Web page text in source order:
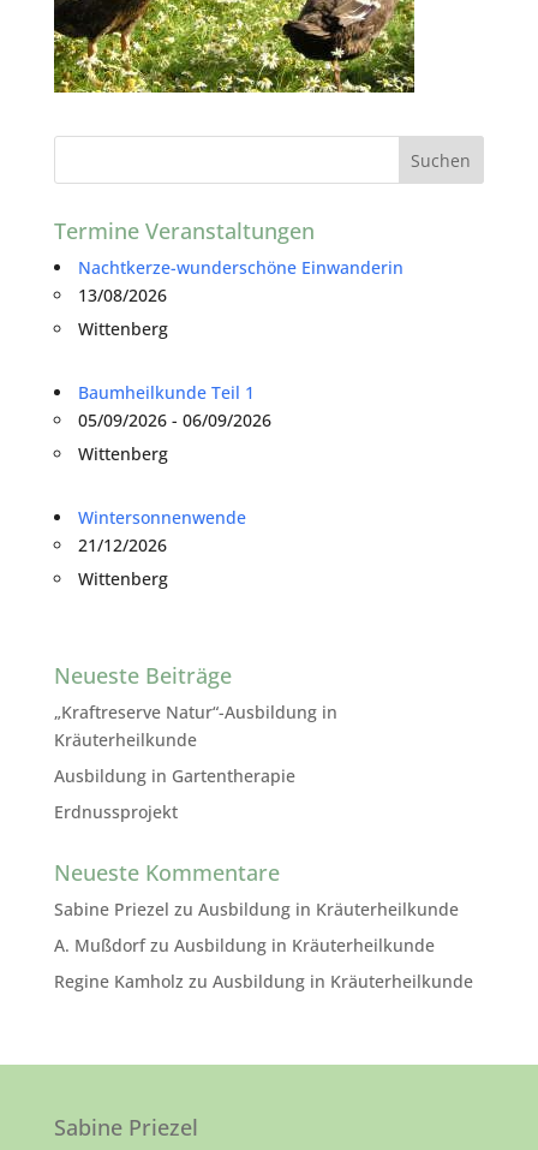
Termine Veranstaltungen
Nachtkerze-wunderschöne Einwanderin
13/08/2026
Wittenberg
Baumheilkunde Teil 1
05/09/2026 - 06/09/2026
Wittenberg
Wintersonnenwende
21/12/2026
Wittenberg
Neueste Beiträge
„Kraftreserve Natur“-Ausbildung in
Kräuterheilkunde
Ausbildung in Gartentherapie
Erdnussprojekt
Neueste Kommentare
Sabine Priezel zu Ausbildung in Kräuterheilkunde
A. Mußdorfzu Ausbildung in Kräuterheilkunde
Regine Kamholz zu Ausbildung in Kräuterheilkunde
Sabine Priezel